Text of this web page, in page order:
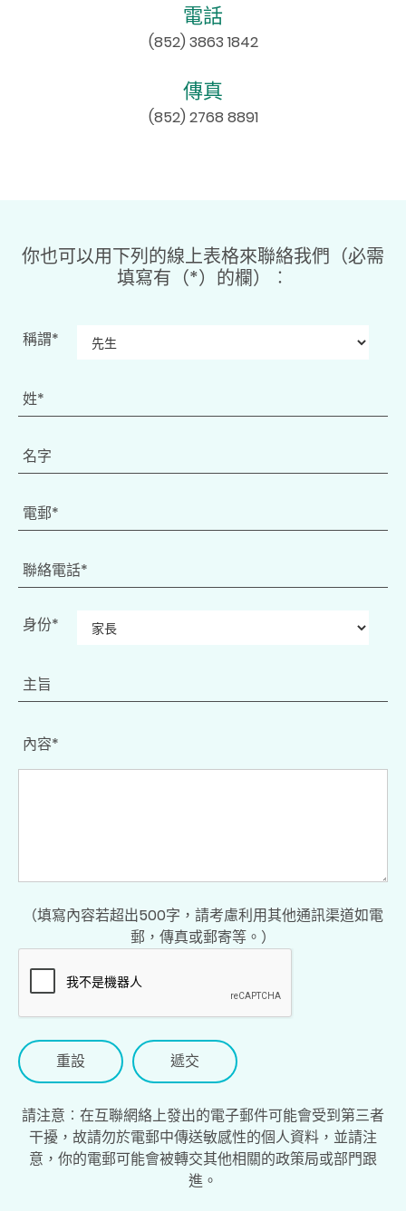
電話
(852) 3863 1842
傳真
(852) 2768 8891
你也可以用下列的線上表格來聯絡我們（必需
填寫有（*）的欄）︰
稱謂*
身份*
內容*
（填寫內容若超出500字，請考慮利用其他通訊渠道如電
郵，傳真或郵寄等。）
重設
請注意︰在互聯網絡上發出的電子郵件可能會受到第三者
干擾，故請勿於電郵中傳送敏感性的個人資料，並請注
意，你的電郵可能會被轉交其他相關的政策局或部門跟
進。